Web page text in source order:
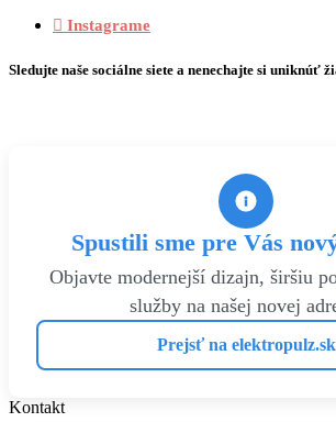
 Instagrame
Sledujte naše sociálne siete a nenechajte si uniknúť
Spustili sme pre Vás
Objavte modernejší dizajn, širšiu
služby na našej novej
Prejsť na elektropulz.sk
Kontakt